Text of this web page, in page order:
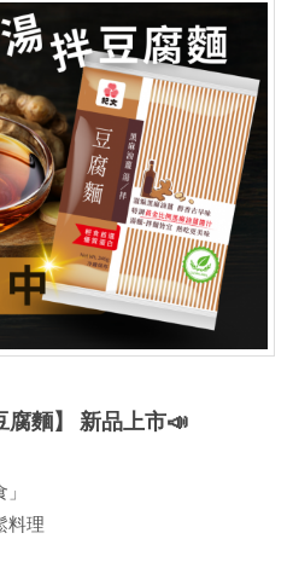
腐麵】 新品上市📣
料理